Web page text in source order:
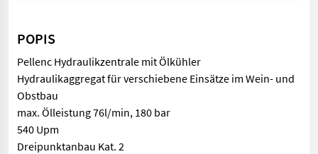
POPIS
Pellenc Hydraulikzentrale mit Ölkühler
Hydraulikaggregat für verschiebene Einsätze im Wein- und
Obstbau
max. Ölleistung 76l/min, 180 bar
540 Upm
Dreipunktanbau Kat. 2